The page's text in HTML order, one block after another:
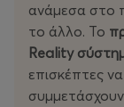
ανάμεσα στο
το άλλο. Το
Reality
επισκέπτες